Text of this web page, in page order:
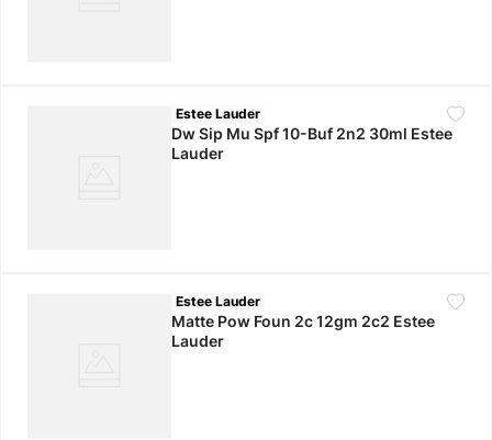
Estee Lauder
Dw Sip Mu Spf 10-Buf 2n2 30ml Estee
Lauder
Estee Lauder
Matte Pow Foun 2c 12gm 2c2 Estee
Lauder